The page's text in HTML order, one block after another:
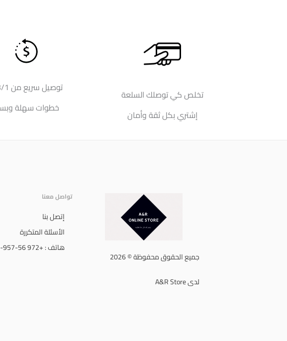
تخلص كي توصلك السلعة
إشتري بكل ثقة وأمان
توصيل سريع من 3/1 أيام
خطوات سهلة
جميع الحقوق محفوظة © 2026
لدى A&R Store
تواصل معنا
إتصل بنا
الأسئلة المتكررة
هاتف : +972 56-957-9499